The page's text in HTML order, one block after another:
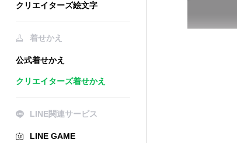
クリエイターズ絵文字
着せかえ
公式着せかえ
クリエイターズ着せかえ
LINE関連サービス
LINE GAME